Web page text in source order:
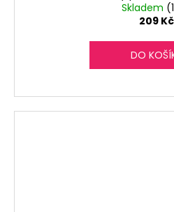
Skladem
209 Kč
DO